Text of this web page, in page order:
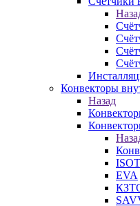
Конвекторы
Назад
EVA